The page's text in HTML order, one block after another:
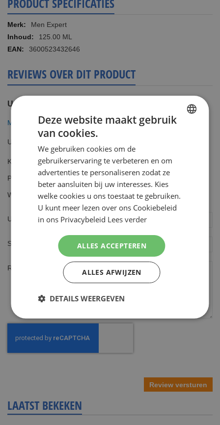
Meer
informatie
Men Expert
125.00 ML
3600523432646
REVIEWS OVER DIT PRODUCT
U plaatst een review over:
Men Expert Hydra Sensitive Aftershave Creme 125ml
Uw waardering
Kwaliteit
1
2
3
4
5
Prijs
1
star
2
stars
3
stars
4
stars
5
stars
Waarde
Uw naam
Samenvatting
Review
Review versturen
LAATST BEKEKEN
Deze website maakt gebruik
van cookies.
We gebruiken cookies om de
gebruikerservaring te verbeteren en om
advertenties te personaliseren zodat ze
beter aansluiten bij uw interesses. Kies
welke cookies u ons toestaat te gebruiken.
U kunt meer lezen over ons Cookiebeleid
in ons Privacybeleid Lees verder
ALLES ACCEPTEREN
ALLES AFWIJZEN
DETAILS WEERGEVEN